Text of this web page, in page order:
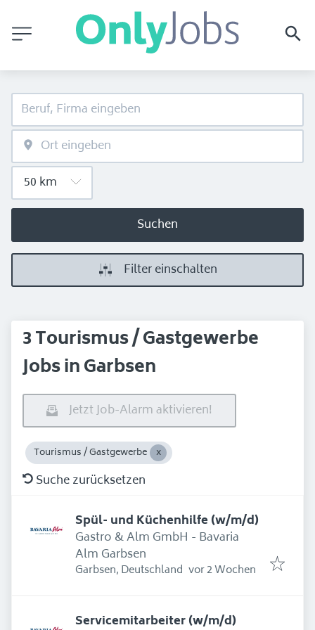
Suchen
Filter einschalten
3 Tourismus / Gastgewerbe
Jobs in Garbsen
Jetzt Job-Alarm aktivieren!
Tourismus / Gastgewerbe
Suche zurücksetzen
Spül- und Küchenhilfe (w/m/d)
Gastro & Alm GmbH - Bavaria
Alm Garbsen
Garbsen, Deutschland Erschienen:
vor 2 Wochen
Servicemitarbeiter (w/m/d)